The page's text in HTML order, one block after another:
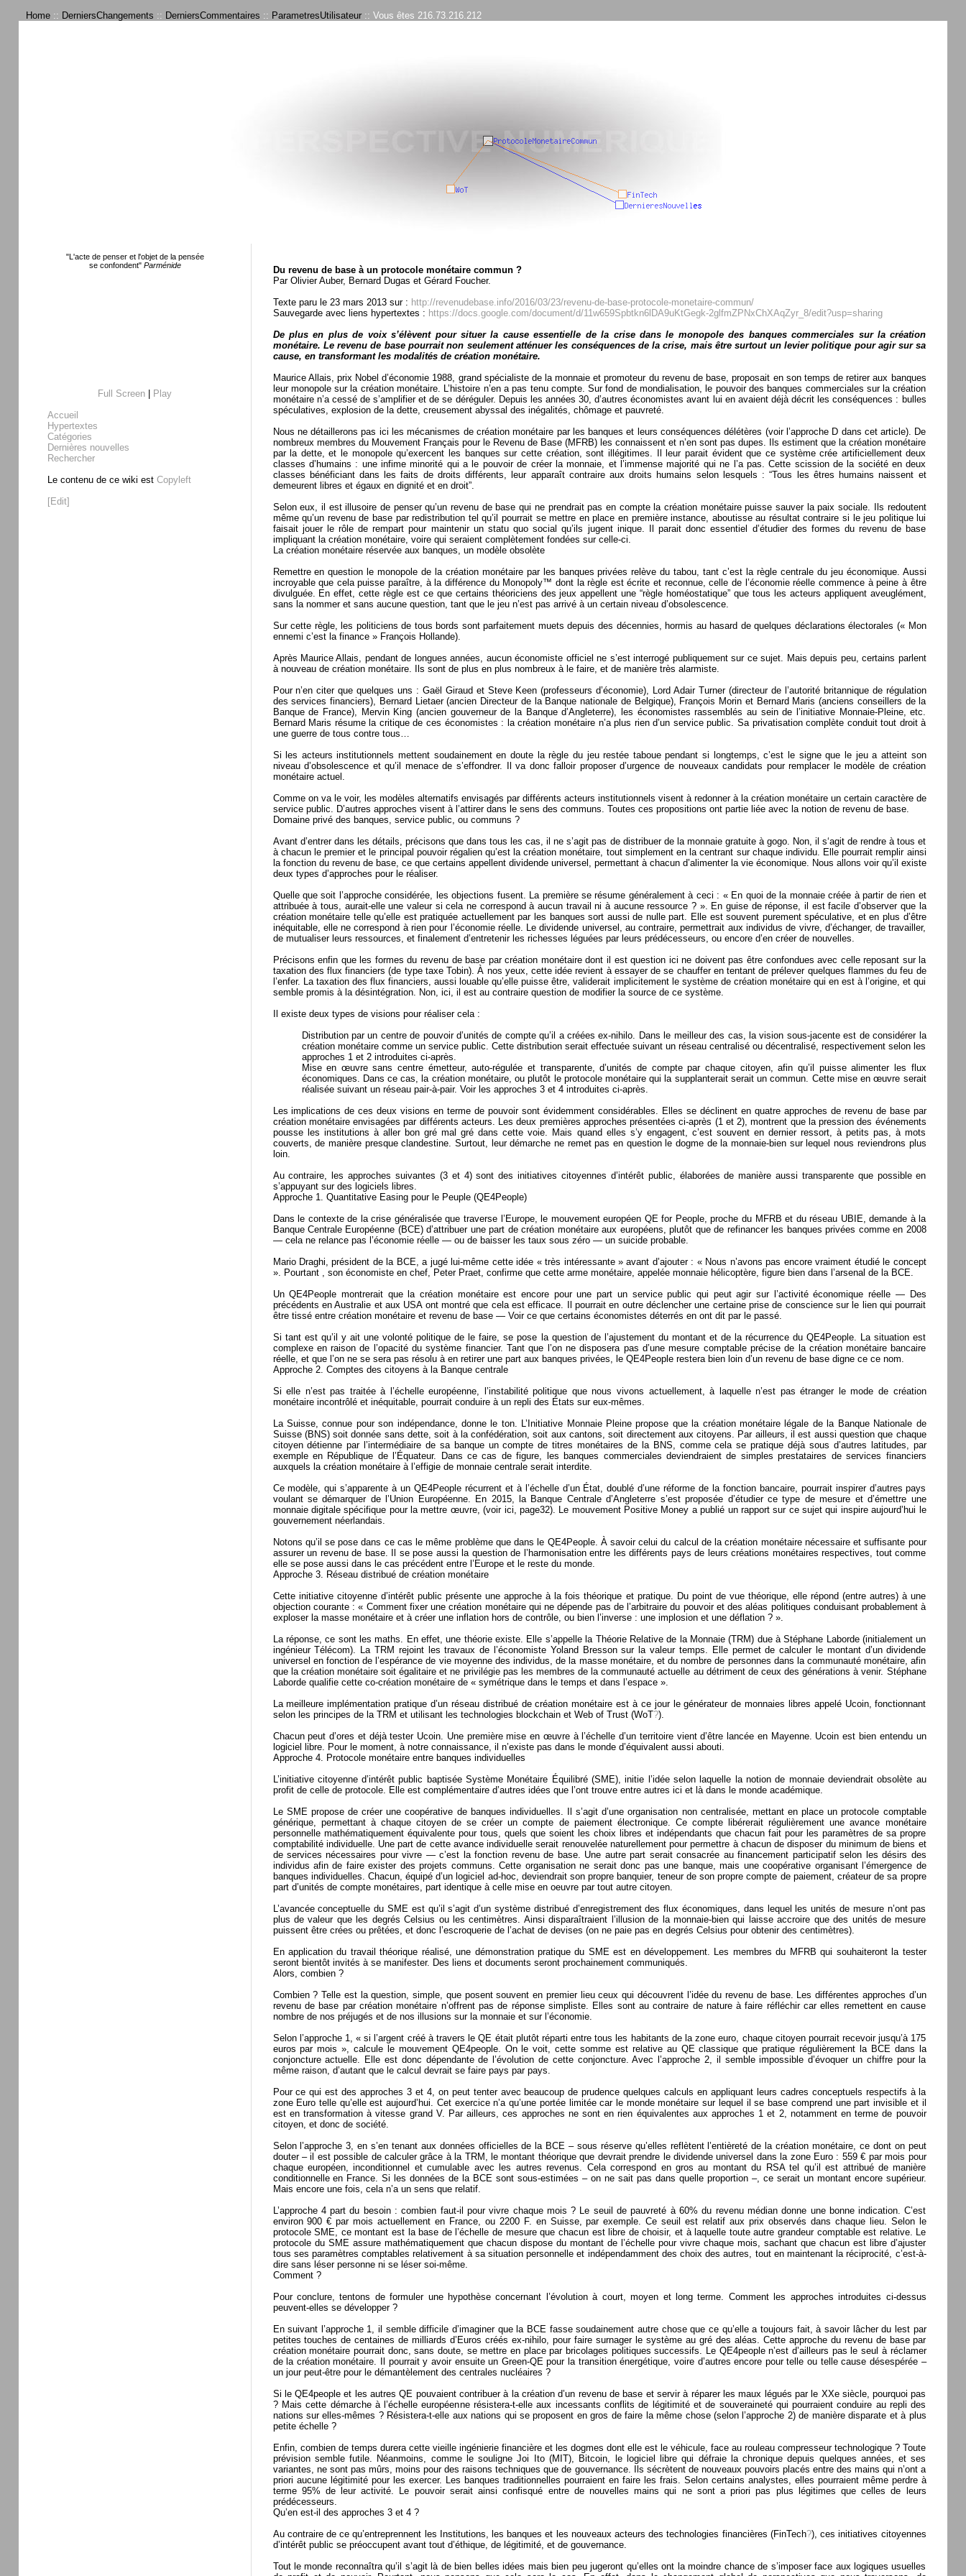
Home :: DerniersChangements :: DerniersCommentaires :: ParametresUtilisateur :: Vous êtes 216.73.216.212
"L'acte de penser et l'objet de la pensée
se confondent"Parménide
Full Screen
Play
Accueil
Hypertextes
Catégories
Dernières nouvelles
Rechercher
Le contenu de ce wiki est Copyleft
[Edit]
Du revenu de base à un protocole monétaire commun ?
Par Olivier Auber, Bernard Dugas et Gérard Foucher.
Texte paru le 23 mars 2013 sur : http://revenudebase.info/2016/03/23/revenu-de-base-protocole-monetaire-commun/
Sauvegarde avec liens hypertextes : https://docs.google.com/document/d/11w659Spbtkn6lDA9uKtGegk-2glfmZPNxChXAqZyr_8/edit?usp=sharing
De plus en plus de voix s’élèvent pour situer la cause essentielle de la crise dans le monopole des banques commerciales sur la création
monétaire. Le revenu de base pourrait non seulement atténuer les conséquences de la crise, mais être surtout un levier politique pour agir sur sa
cause, en transformant les modalités de création monétaire.
Maurice Allais, prix Nobel d’économie 1988, grand spécialiste de la monnaie et promoteur du revenu de base, proposait en son temps de retirer aux banques
leur monopole sur la création monétaire. L’histoire n’en a pas tenu compte. Sur fond de mondialisation, le pouvoir des banques commerciales sur la création
monétaire n’a cessé de s’amplifier et de se déréguler. Depuis les années 30, d’autres économistes avant lui en avaient déjà décrit les conséquences : bulles
spéculatives, explosion de la dette, creusement abyssal des inégalités, chômage et pauvreté.
Nous ne détaillerons pas ici les mécanismes de création monétaire par les banques et leurs conséquences délétères (voir l’approche D dans cet article). De
nombreux membres du Mouvement Français pour le Revenu de Base (MFRB) les connaissent et n’en sont pas dupes. Ils estiment que la création monétaire
par la dette, et le monopole qu’exercent les banques sur cette création, sont illégitimes. Il leur parait évident que ce système crée artificiellement deux
classes d’humains : une infime minorité qui a le pouvoir de créer la monnaie, et l’immense majorité qui ne l’a pas. Cette scission de la société en deux
classes bénéficiant dans les faits de droits différents, leur apparaît contraire aux droits humains selon lesquels : “Tous les êtres humains naissent et
demeurent libres et égaux en dignité et en droit”.
Selon eux, il est illusoire de penser qu’un revenu de base qui ne prendrait pas en compte la création monétaire puisse sauver la paix sociale. Ils redoutent
même qu’un revenu de base par redistribution tel qu’il pourrait se mettre en place en première instance, aboutisse au résultat contraire si le jeu politique lui
faisait jouer le rôle de rempart pour maintenir un statu quo social qu’ils jugent inique. Il parait donc essentiel d’étudier des formes du revenu de base
impliquant la création monétaire, voire qui seraient complètement fondées sur celle-ci.
La création monétaire réservée aux banques, un modèle obsolète
Remettre en question le monopole de la création monétaire par les banques privées relève du tabou, tant c’est la règle centrale du jeu économique. Aussi
incroyable que cela puisse paraître, à la différence du Monopoly™ dont la règle est écrite et reconnue, celle de l’économie réelle commence à peine à être
divulguée. En effet, cette règle est ce que certains théoriciens des jeux appellent une “règle homéostatique” que tous les acteurs appliquent aveuglément,
sans la nommer et sans aucune question, tant que le jeu n’est pas arrivé à un certain niveau d’obsolescence.
Sur cette règle, les politiciens de tous bords sont parfaitement muets depuis des décennies, hormis au hasard de quelques déclarations électorales (« Mon
ennemi c’est la finance » François Hollande).
Après Maurice Allais, pendant de longues années, aucun économiste officiel ne s’est interrogé publiquement sur ce sujet. Mais depuis peu, certains parlent
à nouveau de création monétaire. Ils sont de plus en plus nombreux à le faire, et de manière très alarmiste.
Pour n’en citer que quelques uns : Gaël Giraud et Steve Keen (professeurs d’économie), Lord Adair Turner (directeur de l’autorité britannique de régulation
des services financiers), Bernard Lietaer (ancien Directeur de la Banque nationale de Belgique), François Morin et Bernard Maris (anciens conseillers de la
Banque de France), Mervin King (ancien gouverneur de la Banque d’Angleterre), les économistes rassemblés au sein de l’initiative Monnaie-Pleine, etc.
Bernard Maris résume la critique de ces économistes : la création monétaire n’a plus rien d’un service public. Sa privatisation complète conduit tout droit à
une guerre de tous contre tous…
Si les acteurs institutionnels mettent soudainement en doute la règle du jeu restée taboue pendant si longtemps, c’est le signe que le jeu a atteint son
niveau d’obsolescence et qu’il menace de s’effondrer. Il va donc falloir proposer d’urgence de nouveaux candidats pour remplacer le modèle de création
monétaire actuel.
Comme on va le voir, les modèles alternatifs envisagés par différents acteurs institutionnels visent à redonner à la création monétaire un certain caractère de
service public. D’autres approches visent à l’attirer dans le sens des communs. Toutes ces propositions ont partie liée avec la notion de revenu de base.
Domaine privé des banques, service public, ou communs ?
Avant d’entrer dans les détails, précisons que dans tous les cas, il ne s’agit pas de distribuer de la monnaie gratuite à gogo. Non, il s‘agit de rendre à tous et
à chacun le premier et le principal pouvoir régalien qu’est la création monétaire, tout simplement en la centrant sur chaque individu. Elle pourrait remplir ainsi
la fonction du revenu de base, ce que certains appellent dividende universel, permettant à chacun d’alimenter la vie économique. Nous allons voir qu’il existe
deux types d’approches pour le réaliser.
Quelle que soit l’approche considérée, les objections fusent. La première se résume généralement à ceci : « En quoi de la monnaie créée à partir de rien et
attribuée à tous, aurait-elle une valeur si cela ne correspond à aucun travail ni à aucune ressource ? ». En guise de réponse, il est facile d’observer que la
création monétaire telle qu’elle est pratiquée actuellement par les banques sort aussi de nulle part. Elle est souvent purement spéculative, et en plus d’être
inéquitable, elle ne correspond à rien pour l’économie réelle. Le dividende universel, au contraire, permettrait aux individus de vivre, d’échanger, de travailler,
de mutualiser leurs ressources, et finalement d’entretenir les richesses léguées par leurs prédécesseurs, ou encore d’en créer de nouvelles.
Précisons enfin que les formes du revenu de base par création monétaire dont il est question ici ne doivent pas être confondues avec celle reposant sur la
taxation des flux financiers (de type taxe Tobin). À nos yeux, cette idée revient à essayer de se chauffer en tentant de prélever quelques flammes du feu de
l’enfer. La taxation des flux financiers, aussi louable qu’elle puisse être, validerait implicitement le système de création monétaire qui en est à l’origine, et qui
semble promis à la désintégration. Non, ici, il est au contraire question de modifier la source de ce système.
Il existe deux types de visions pour réaliser cela :
Distribution par un centre de pouvoir d’unités de compte qu’il a créées ex-nihilo. Dans le meilleur des cas, la vision sous-jacente est de considérer la
création monétaire comme un service public. Cette distribution serait effectuée suivant un réseau centralisé ou décentralisé, respectivement selon les
approches 1 et 2 introduites ci-après.
Mise en œuvre sans centre émetteur, auto-régulée et transparente, d’unités de compte par chaque citoyen, afin qu’il puisse alimenter les flux
économiques. Dans ce cas, la création monétaire, ou plutôt le protocole monétaire qui la supplanterait serait un commun. Cette mise en œuvre serait
réalisée suivant un réseau pair-à-pair. Voir les approches 3 et 4 introduites ci-après.
Les implications de ces deux visions en terme de pouvoir sont évidemment considérables. Elles se déclinent en quatre approches de revenu de base par
création monétaire envisagées par différents acteurs. Les deux premières approches présentées ci-après (1 et 2), montrent que la pression des événements
pousse les institutions à aller bon gré mal gré dans cette voie. Mais quand elles s’y engagent, c’est souvent en dernier ressort, à petits pas, à mots
couverts, de manière presque clandestine. Surtout, leur démarche ne remet pas en question le dogme de la monnaie-bien sur lequel nous reviendrons plus
loin.
Au contraire, les approches suivantes (3 et 4) sont des initiatives citoyennes d’intérêt public, élaborées de manière aussi transparente que possible en
s’appuyant sur des logiciels libres.
Approche 1. Quantitative Easing pour le Peuple (QE4People)
Dans le contexte de la crise généralisée que traverse l’Europe, le mouvement européen QE for People, proche du MFRB et du réseau UBIE, demande à la
Banque Centrale Européenne (BCE) d’attribuer une part de création monétaire aux européens, plutôt que de refinancer les banques privées comme en 2008
— cela ne relance pas l’économie réelle — ou de baisser les taux sous zéro — un suicide probable.
Mario Draghi, président de la BCE, a jugé lui-même cette idée « très intéressante » avant d’ajouter : « Nous n’avons pas encore vraiment étudié le concept
». Pourtant , son économiste en chef, Peter Praet, confirme que cette arme monétaire, appelée monnaie hélicoptère, figure bien dans l’arsenal de la BCE.
Un QE4People montrerait que la création monétaire est encore pour une part un service public qui peut agir sur l’activité économique réelle — Des
précédents en Australie et aux USA ont montré que cela est efficace. Il pourrait en outre déclencher une certaine prise de conscience sur le lien qui pourrait
être tissé entre création monétaire et revenu de base — Voir ce que certains économistes déterrés en ont dit par le passé.
Si tant est qu’il y ait une volonté politique de le faire, se pose la question de l’ajustement du montant et de la récurrence du QE4People. La situation est
complexe en raison de l’opacité du système financier. Tant que l’on ne disposera pas d’une mesure comptable précise de la création monétaire bancaire
réelle, et que l’on ne se sera pas résolu à en retirer une part aux banques privées, le QE4People restera bien loin d’un revenu de base digne ce ce nom.
Approche 2. Comptes des citoyens à la Banque centrale
Si elle n’est pas traitée à l’échelle européenne, l’instabilité politique que nous vivons actuellement, à laquelle n’est pas étranger le mode de création
monétaire incontrôlé et inéquitable, pourrait conduire à un repli des États sur eux-mêmes.
La Suisse, connue pour son indépendance, donne le ton. L’Initiative Monnaie Pleine propose que la création monétaire légale de la Banque Nationale de
Suisse (BNS) soit donnée sans dette, soit à la confédération, soit aux cantons, soit directement aux citoyens. Par ailleurs, il est aussi question que chaque
citoyen détienne par l’intermédiaire de sa banque un compte de titres monétaires de la BNS, comme cela se pratique déjà sous d’autres latitudes, par
exemple en République de l’Équateur. Dans ce cas de figure, les banques commerciales deviendraient de simples prestataires de services financiers
auxquels la création monétaire à l’effigie de monnaie centrale serait interdite.
Ce modèle, qui s’apparente à un QE4People récurrent et à l’échelle d’un État, doublé d’une réforme de la fonction bancaire, pourrait inspirer d’autres pays
voulant se démarquer de l’Union Européenne. En 2015, la Banque Centrale d’Angleterre s’est proposée d’étudier ce type de mesure et d’émettre une
monnaie digitale spécifique pour la mettre œuvre, (voir ici, page32). Le mouvement Positive Money a publié un rapport sur ce sujet qui inspire aujourd’hui le
gouvernement néerlandais.
Notons qu’il se pose dans ce cas le même problème que dans le QE4People. À savoir celui du calcul de la création monétaire nécessaire et suffisante pour
assurer un revenu de base. Il se pose aussi la question de l’harmonisation entre les différents pays de leurs créations monétaires respectives, tout comme
elle se pose aussi dans le cas précédent entre l’Europe et le reste du monde.
Approche 3. Réseau distribué de création monétaire
Cette initiative citoyenne d’intérêt public présente une approche à la fois théorique et pratique. Du point de vue théorique, elle répond (entre autres) à une
objection courante : « Comment fixer une création monétaire qui ne dépende pas de l’arbitraire du pouvoir et des aléas politiques conduisant probablement à
exploser la masse monétaire et à créer une inflation hors de contrôle, ou bien l’inverse : une implosion et une déflation ? ».
La réponse, ce sont les maths. En effet, une théorie existe. Elle s’appelle la Théorie Relative de la Monnaie (TRM) due à Stéphane Laborde (initialement un
ingénieur Télécom). La TRM rejoint les travaux de l’économiste Yoland Bresson sur la valeur temps. Elle permet de calculer le montant d’un dividende
universel en fonction de l’espérance de vie moyenne des individus, de la masse monétaire, et du nombre de personnes dans la communauté monétaire, afin
que la création monétaire soit égalitaire et ne privilégie pas les membres de la communauté actuelle au détriment de ceux des générations à venir. Stéphane
Laborde qualifie cette co-création monétaire de « symétrique dans le temps et dans l’espace ».
La meilleure implémentation pratique d’un réseau distribué de création monétaire est à ce jour le générateur de monnaies libres appelé Ucoin, fonctionnant
selon les principes de la TRM et utilisant les technologies blockchain et Web of Trust (WoT?).
Chacun peut d’ores et déjà tester Ucoin. Une première mise en œuvre à l’échelle d’un territoire vient d’être lancée en Mayenne. Ucoin est bien entendu un
logiciel libre. Pour le moment, à notre connaissance, il n’existe pas dans le monde d’équivalent aussi abouti.
Approche 4. Protocole monétaire entre banques individuelles
L’initiative citoyenne d’intérêt public baptisée Système Monétaire Équilibré (SME), initie l’idée selon laquelle la notion de monnaie deviendrait obsolète au
profit de celle de protocole. Elle est complémentaire d’autres idées que l’ont trouve entre autres ici et là dans le monde académique.
Le SME propose de créer une coopérative de banques individuelles. Il s’agit d’une organisation non centralisée, mettant en place un protocole comptable
générique, permettant à chaque citoyen de se créer un compte de paiement électronique. Ce compte libérerait régulièrement une avance monétaire
personnelle mathématiquement équivalente pour tous, quels que soient les choix libres et indépendants que chacun fait pour les paramètres de sa propre
comptabilité individuelle. Une part de cette avance individuelle serait renouvelée naturellement pour permettre à chacun de disposer du minimum de biens et
de services nécessaires pour vivre — c’est la fonction revenu de base. Une autre part serait consacrée au financement participatif selon les désirs des
individus afin de faire exister des projets communs. Cette organisation ne serait donc pas une banque, mais une coopérative organisant l’émergence de
banques individuelles. Chacun, équipé d’un logiciel ad-hoc, deviendrait son propre banquier, teneur de son propre compte de paiement, créateur de sa propre
part d’unités de compte monétaires, part identique à celle mise en oeuvre par tout autre citoyen.
L’avancée conceptuelle du SME est qu’il s’agit d’un système distribué d’enregistrement des flux économiques, dans lequel les unités de mesure n’ont pas
plus de valeur que les degrés Celsius ou les centimètres. Ainsi disparaîtraient l’illusion de la monnaie-bien qui laisse accroire que des unités de mesure
puissent être crées ou prêtées, et donc l’escroquerie de l’achat de devises (on ne paie pas en degrés Celsius pour obtenir des centimètres).
En application du travail théorique réalisé, une démonstration pratique du SME est en développement. Les membres du MFRB qui souhaiteront la tester
seront bientôt invités à se manifester. Des liens et documents seront prochainement communiqués.
Alors, combien ?
Combien ? Telle est la question, simple, que posent souvent en premier lieu ceux qui découvrent l’idée du revenu de base. Les différentes approches d’un
revenu de base par création monétaire n’offrent pas de réponse simpliste. Elles sont au contraire de nature à faire réfléchir car elles remettent en cause
nombre de nos préjugés et de nos illusions sur la monnaie et sur l’économie.
Selon l’approche 1, « si l’argent créé à travers le QE était plutôt réparti entre tous les habitants de la zone euro, chaque citoyen pourrait recevoir jusqu’à 175
euros par mois », calcule le mouvement QE4people. On le voit, cette somme est relative au QE classique que pratique régulièrement la BCE dans la
conjoncture actuelle. Elle est donc dépendante de l’évolution de cette conjoncture. Avec l’approche 2, il semble impossible d’évoquer un chiffre pour la
même raison, d’autant que le calcul devrait se faire pays par pays.
Pour ce qui est des approches 3 et 4, on peut tenter avec beaucoup de prudence quelques calculs en appliquant leurs cadres conceptuels respectifs à la
zone Euro telle qu’elle est aujourd’hui. Cet exercice n’a qu’une portée limitée car le monde monétaire sur lequel il se base comprend une part invisible et il
est en transformation à vitesse grand V. Par ailleurs, ces approches ne sont en rien équivalentes aux approches 1 et 2, notamment en terme de pouvoir
citoyen, et donc de société.
Selon l’approche 3, en s’en tenant aux données officielles de la BCE – sous réserve qu’elles reflètent l’entièreté de la création monétaire, ce dont on peut
douter – il est possible de calculer grâce à la TRM, le montant théorique que devrait prendre le dividende universel dans la zone Euro : 559 € par mois pour
chaque européen, inconditionnel et cumulable avec les autres revenus. Cela correspond en gros au montant du RSA tel qu’il est attribué de manière
conditionnelle en France. Si les données de la BCE sont sous-estimées – on ne sait pas dans quelle proportion –, ce serait un montant encore supérieur.
Mais encore une fois, cela n’a un sens que relatif.
L’approche 4 part du besoin : combien faut-il pour vivre chaque mois ? Le seuil de pauvreté à 60% du revenu médian donne une bonne indication. C’est
environ 900 € par mois actuellement en France, ou 2200 F. en Suisse, par exemple. Ce seuil est relatif aux prix observés dans chaque lieu. Selon le
protocole SME, ce montant est la base de l’échelle de mesure que chacun est libre de choisir, et à laquelle toute autre grandeur comptable est relative. Le
protocole du SME assure mathématiquement que chacun dispose du montant de l’échelle pour vivre chaque mois, sachant que chacun est libre d’ajuster
tous ses paramètres comptables relativement à sa situation personnelle et indépendamment des choix des autres, tout en maintenant la réciprocité, c’est-à-
dire sans léser personne ni se léser soi-même.
Comment ?
Pour conclure, tentons de formuler une hypothèse concernant l’évolution à court, moyen et long terme. Comment les approches introduites ci-dessus
peuvent-elles se développer ?
En suivant l’approche 1, il semble difficile d’imaginer que la BCE fasse soudainement autre chose que ce qu’elle a toujours fait, à savoir lâcher du lest par
petites touches de centaines de milliards d’Euros créés ex-nihilo, pour faire surnager le système au gré des aléas. Cette approche du revenu de base par
création monétaire pourrait donc, sans doute, se mettre en place par bricolages politiques successifs. Le QE4people n’est d’ailleurs pas le seul à réclamer
de la création monétaire. Il pourrait y avoir ensuite un Green-QE pour la transition énergétique, voire d’autres encore pour telle ou telle cause désespérée –
un jour peut-être pour le démantèlement des centrales nucléaires ?
Si le QE4people et les autres QE pouvaient contribuer à la création d’un revenu de base et servir à réparer les maux légués par le XXe siècle, pourquoi pas
? Mais cette démarche à l’échelle européenne résistera-t-elle aux incessants conflits de légitimité et de souveraineté qui pourraient conduire au repli des
nations sur elles-mêmes ? Résistera-t-elle aux nations qui se proposent en gros de faire la même chose (selon l’approche 2) de manière disparate et à plus
petite échelle ?
Enfin, combien de temps durera cette vieille ingénierie financière et les dogmes dont elle est le véhicule, face au rouleau compresseur technologique ? Toute
prévision semble futile. Néanmoins, comme le souligne Joi Ito (MIT), Bitcoin, le logiciel libre qui défraie la chronique depuis quelques années, et ses
variantes, ne sont pas mûrs, moins pour des raisons techniques que de gouvernance. Ils sécrètent de nouveaux pouvoirs placés entre des mains qui n’ont a
priori aucune légitimité pour les exercer. Les banques traditionnelles pourraient en faire les frais. Selon certains analystes, elles pourraient même perdre à
terme 95% de leur activité. Le pouvoir serait ainsi confisqué entre de nouvelles mains qui ne sont a priori pas plus légitimes que celles de leurs
prédécesseurs.
Qu’en est-il des approches 3 et 4 ?
Au contraire de ce qu’entreprennent les Institutions, les banques et les nouveaux acteurs des technologies financières (FinTech?), ces initiatives citoyennes
d’intérêt public se préoccupent avant tout d’éthique, de légitimité, et de gouvernance.
Tout le monde reconnaîtra qu’il s’agit là de bien belles idées mais bien peu jugeront qu’elles ont la moindre chance de s’imposer face aux logiques usuelles